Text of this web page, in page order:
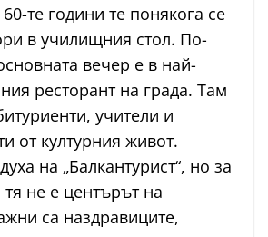
те години те понякога се
в училищния стол. По-
вечер е в най-
ресторант на града. Там
учители и
от културния живот.
на „Балкантурист“, но за
не е центърът на
са наздравиците,